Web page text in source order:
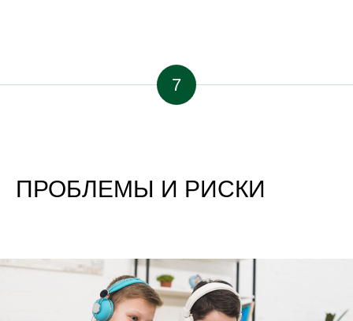
7
ПРОБЛЕМЫ И РИСКИ